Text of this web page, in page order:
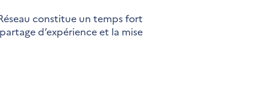
constitue un temps fort
d’expérience et la mise